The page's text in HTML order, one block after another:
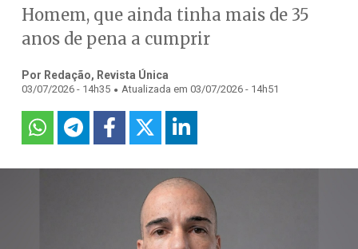
Homem, que ainda tinha mais de 35
anos de pena a cumprir
Por Redação, Revista Única
03/07/2026 - 14h35 . Atualizada em 03/07/2026 - 14h51